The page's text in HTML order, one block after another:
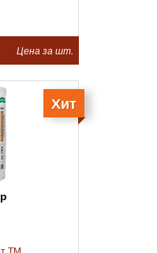
Цена за шт.
Хит
ТМ